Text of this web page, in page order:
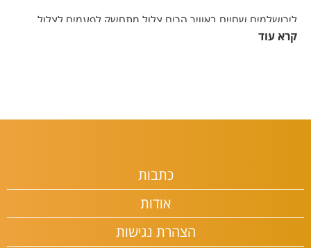
קרא עוד
לירושלמים שחיים באוויר הרים צלול מתחשק לפעמים לצלול
באמבט שמנים מפנק. תרבות הספא הגיעה לבירה, וכיאה לעיר
תחליפו בגדים לחלוק ונעלי ספא, תשתו תה טבעי ותתחילו
להתמסר לחוויה שמחברת את הגוף והנפש.
חבילות ספא בירושלים – מעבר לעיסוי
כתבות
אודות
הצהרת נגישות